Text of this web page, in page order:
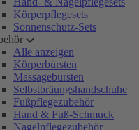
Körperpflegesets
Sonnenschutz-Sets
Alle anzeigen
Körperbürsten
Massagebürsten
Selbstbräungshandschuhe
Fußpflegezubehör
Hand & Fuß-Schmuck
Nagelpflegezubehör